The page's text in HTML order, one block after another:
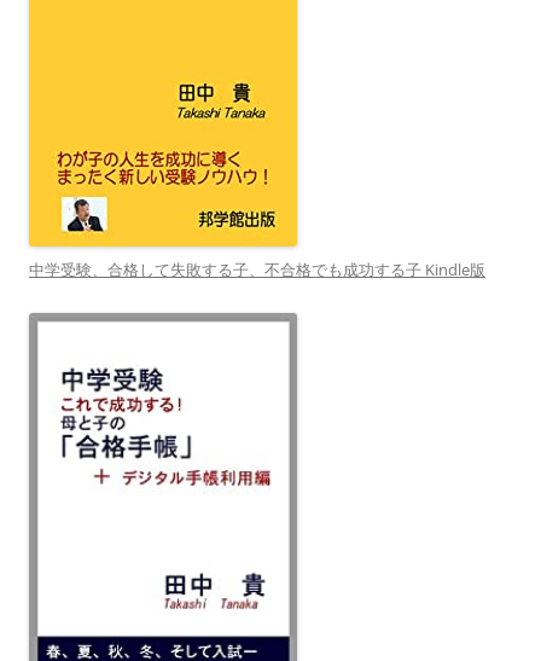
中学受験、合格して失敗する子、不合格でも成功する子 Kindle版